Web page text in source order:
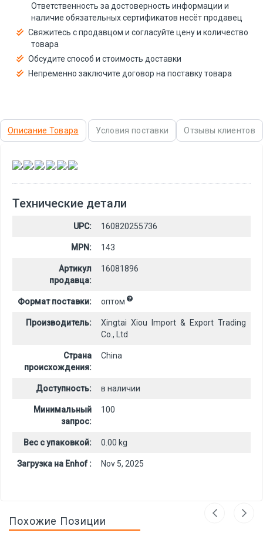
Ответственность за достоверность информации и
наличие обязательных сертификатов несёт продавец
Свяжитесь с продавцом и согласуйте цену и количество
товара
Обсудите способ и стоимость доставки
Непременно заключите договор на поставку товара
Описание Товара Условия поставки Отзывы клиентов
, , , , ,
Технические детали
UPC: 160820255736
MPN: 143
Артикул
продавца:
16081896
Формат поставки: оптом
Производитель:
Xingtai Xiou Import & Export Trading
Co., Ltd
Страна
происхождения:
China
Доступность: в наличии
Минимальный
запрос:
100
Вес с упаковкой: 0.00 kg
Загрузка на Enhof : Nov 5, 2025
Похожие Позиции